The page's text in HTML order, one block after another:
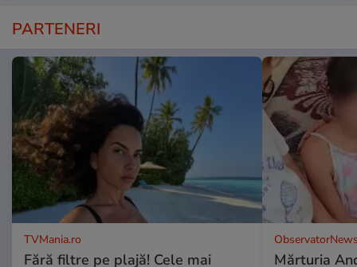
PARTENERI
TVMania.ro
Fără filtre pe plajă! Cele mai
Mărturia